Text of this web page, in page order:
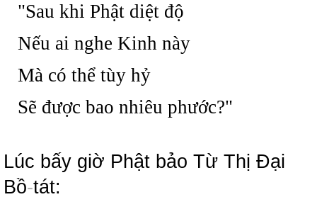
"Sau khi Phật diệt độ
Nếu ai nghe Kinh này
Mà có thể tùy hỷ
Sẽ được bao nhiêu phước?"
Lúc bấy giờ Phật bảo Từ Thị Đại
Bồ-tát: